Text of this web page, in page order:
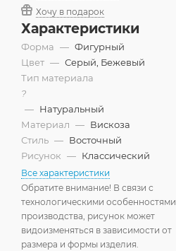
Хочу в подарок
Характеристики
Форма — Фигурный
Цвет — Серый, Бежевый
Тип материала
?
— Натуральный
Материал — Вискоза
Стиль — Восточный
Рисунок — Классический
Все характеристики
Обратите внимание! В связи с
технологическими особенностями
производства, рисунок может
видоизменяться в зависимости от
размера и формы изделия.